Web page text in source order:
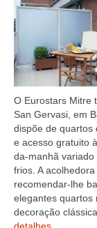
O Eurostars Mitre
San Gervasi, em
dispõe de quartos
e acesso gratuito
da-manhã
frios. A
recomendar-lhe
elegantes quartos
decoração